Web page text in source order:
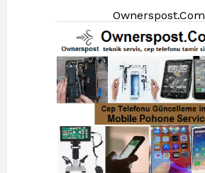
Ownerspost.Com